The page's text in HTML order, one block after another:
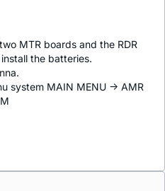
MTR boards and the RDR
the batteries.
system MAIN MENU -> AMR